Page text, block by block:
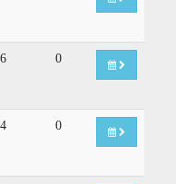
0
0